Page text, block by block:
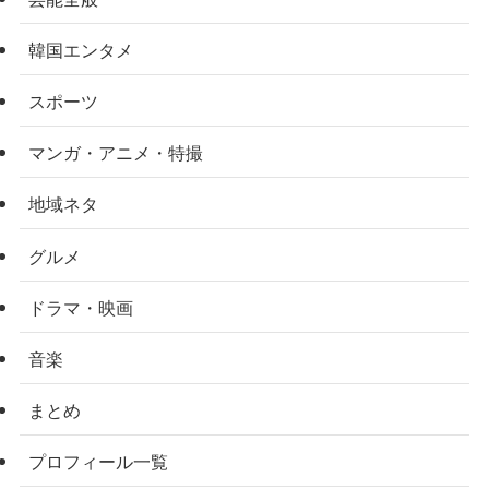
韓国エンタメ
スポーツ
マンガ・アニメ・特撮
地域ネタ
グルメ
ドラマ・映画
音楽
まとめ
プロフィール一覧